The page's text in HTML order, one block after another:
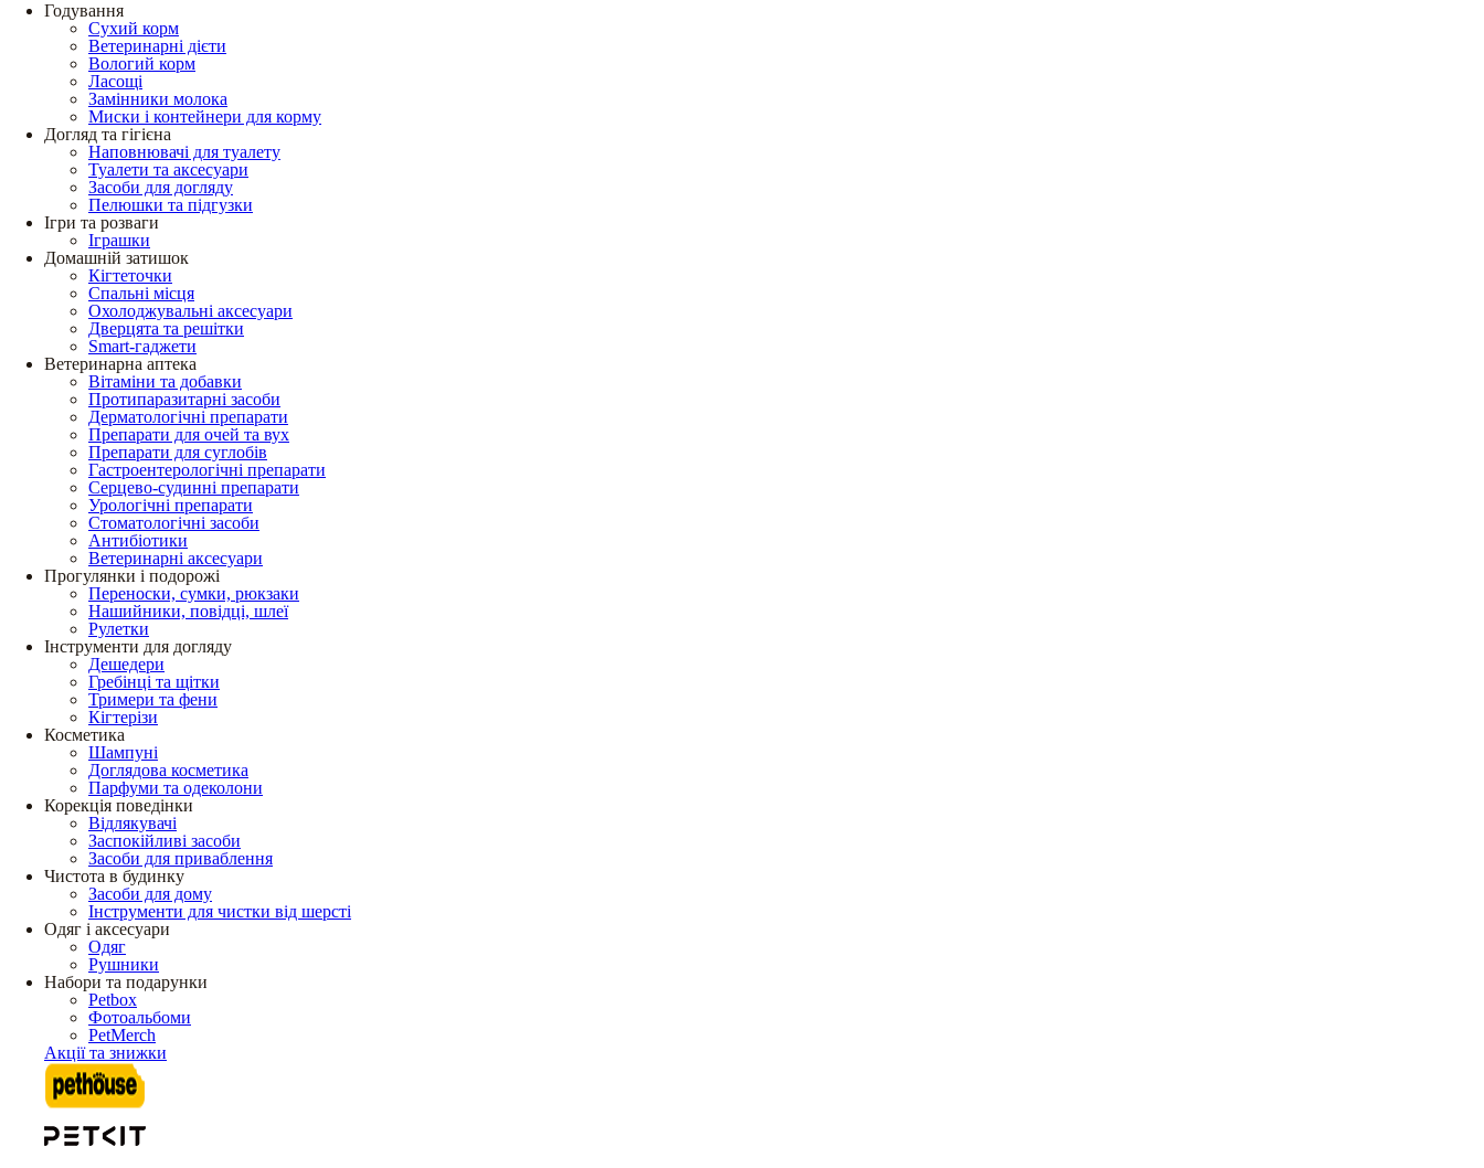
Годування
Сухий корм
Ветеринарні дієти
Вологий корм
Ласощі
Замінники молока
Миски і контейнери для корму
Догляд та гігієна
Наповнювачі для туалету
Туалети та аксесуари
Засоби для догляду
Пелюшки та підгузки
Ігри та розваги
Іграшки
Домашній затишок
Кігтеточки
Спальні місця
Охолоджувальні аксесуари
Дверцята та решітки
Smart-гаджети
Ветеринарна аптека
Вітаміни та добавки
Протипаразитарні засоби
Дерматологічні препарати
Препарати для очей та вух
Препарати для суглобів
Гастроентерологічні препарати
Серцево-судинні препарати
Урологічні препарати
Стоматологічні засоби
Антибіотики
Ветеринарні аксесуари
Прогулянки і подорожі
Переноски, сумки, рюкзаки
Нашийники, повідці, шлеї
Рулетки
Інструменти для догляду
Дешедери
Гребінці та щітки
Тримери та фени
Кігтерізи
Косметика
Шампуні
Доглядова косметика
Парфуми та одеколони
Корекція поведінки
Відлякувачі
Заспокійливі засоби
Засоби для приваблення
Чистота в будинку
Засоби для дому
Інструменти для чистки від шерсті
Одяг і аксесуари
Одяг
Рушники
Набори та подарунки
Petbox
Фотоальбоми
PetMerch
Акції та знижки